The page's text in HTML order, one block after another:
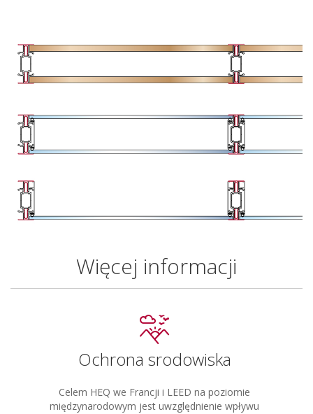
Więcej informacji
Ochrona srodowiska
Celem HEQ we Francji i LEED na poziomie
międzynarodowym jest uwzględnienie wpływu